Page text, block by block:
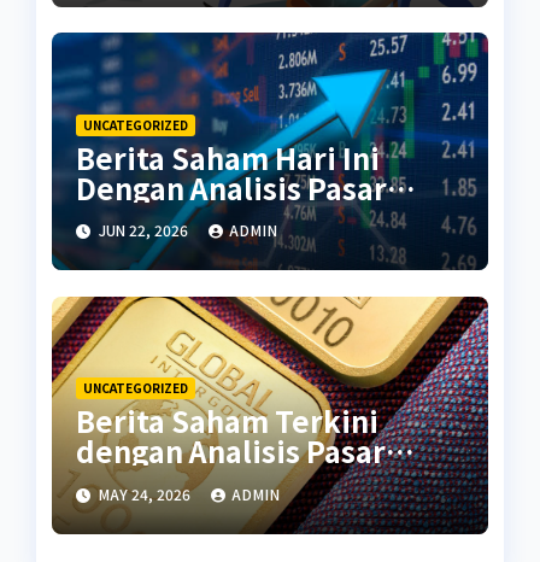
UNCATEGORIZED
Berita Saham Hari Ini
Dengan Analisis Pasar
Terbaru
JUN 22, 2026 ADMIN
UNCATEGORIZED
Berita Saham Terkini
dengan Analisis Pasar
Global
MAY 24, 2026 ADMIN